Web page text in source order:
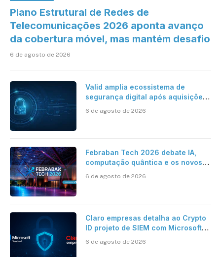
Plano Estrutural de Redes de
Telecomunicações 2026 aponta avanço
da cobertura móvel, mas mantém desafio
6 de agosto de 2026
Valid amplia ecossistema de
segurança digital após aquisições
6 de agosto de 2026
Febraban Tech 2026 debate IA,
computação quântica e os novos
6 de agosto de 2026
Claro empresas detalha ao Crypto
ID projeto de SIEM com Microsoft
automatizada
6 de agosto de 2026